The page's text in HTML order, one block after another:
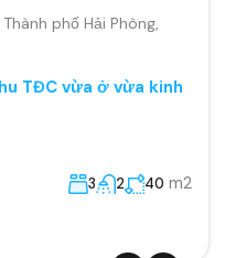
phố Hải Phòng,
TĐC vừa ở vừa kinh
3 2 40 m2